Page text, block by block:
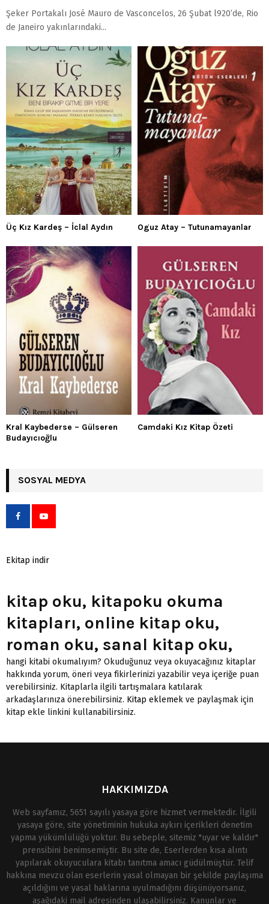
Şeker Portakalı José Mauro de Vasconcelos, 26 Şubat l920’de, Rio
de Janeiro yakınlarındaki...
Üç Kız Kardeş – İclal Aydın Oguz Atay – Tutunamayanlar
Kral Kaybederse – Gülseren
Budayıcıoğlu
Camdaki Kız Kitap Özeti
SOSYAL MEDYA
Ekitap indir
kitap oku, kitapoku okuma
kitapları, online kitap oku,
roman oku, sanal kitap oku,
hangi kitabi okumalıyım? Okuduğunuz veya okuyacağınız kitaplar
hakkında yorum, öneri veya fikirlerinizi yazabilir veya içeriğe puan
verebilirsiniz. Kitaplarla ilgili tartışmalara katılarak
arkadaşlarınıza önerebilirsiniz. Kitap eklemek ve paylaşmak için
kitap ekle linkini kullanabilirsiniz.
HAKKIMIZDA
Web sayfamız, 5651 sayılı yasaya göre hizmet vermektedir. İlgili
yasaya göre, site yönetiminin hukuka aykırı içerikleri denetim
yapma yükümlülüğü yoktur. Bu sebeple, sitemiz "uyar ve kaldır"
prensibini benimsemiştir. Bu site de, Eserlerden kısa alıntı
yapılarak okuyuculara kitabı tanıtma amacı güdülmüştür. Telif
hakkına mevzu olan eserlerin yasal olmayan bir şekilde paylaşıma
açıldığını ve yasal haklarına uyulmadığını düşünüyorsanız,
aşağıdaki mail adresinden ulaşabilirsiniz. Kanunlar ve